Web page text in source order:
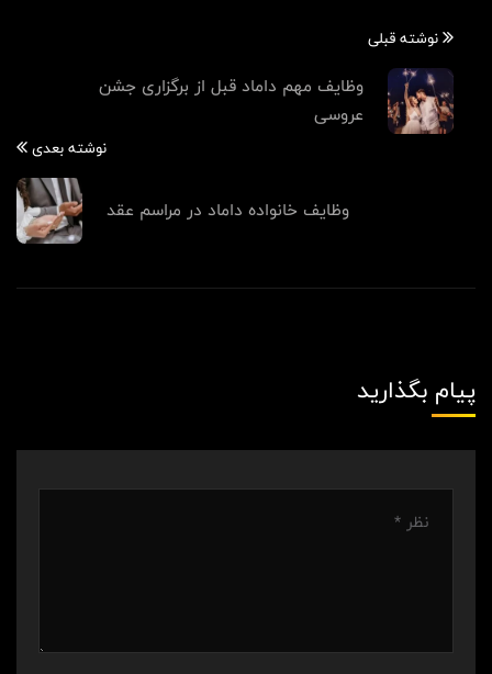
نوشته قبلی
وظایف مهم داماد قبل از برگزاری جشن
عروسی
نوشته بعدی
وظایف خانواده داماد در مراسم عقد
پیام بگذارید